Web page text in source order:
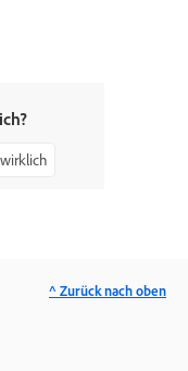
^ Zurück nach oben